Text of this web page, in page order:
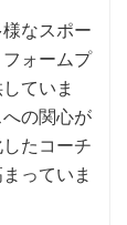
なスポー
ォームプ
ていま
の関心が
たコーチ
っていま